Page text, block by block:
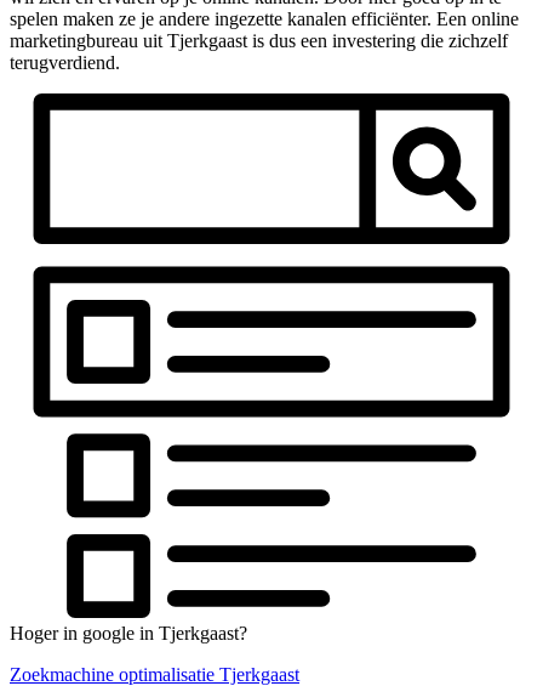
spelen maken ze je andere ingezette kanalen efficiënter. Een online
marketingbureau uit Tjerkgaast is dus een investering die zichzelf
terugverdiend.
Hoger in google in Tjerkgaast?
Zoekmachine optimalisatie Tjerkgaast